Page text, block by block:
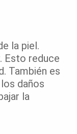
la piel.
Esto reduce
También es
daños
la